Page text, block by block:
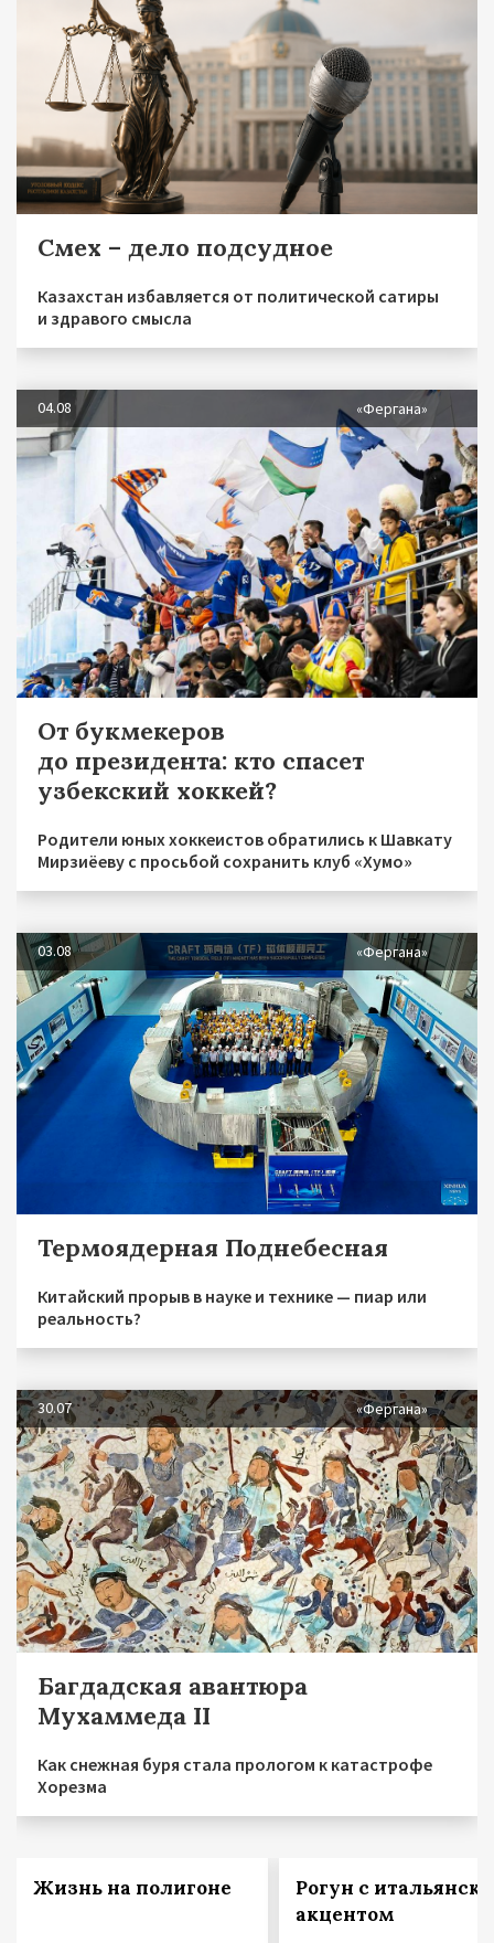
Смех – дело подсудное
Казахстан избавляется от политической сатиры
и здравого смысла
04.08 «Фергана»
От букмекеров
до президента: кто спасет
узбекский хоккей?
Родители юных хоккеистов обратились к Шавкату
Мирзиёеву с просьбой сохранить клуб «Хумо»
03.08 «Фергана»
Термоядерная Поднебесная
Китайский прорыв в науке и технике — пиар или
реальность?
30.07 «Фергана»
Багдадская авантюра
Мухаммеда II
Как снежная буря стала прологом к катастрофе
Хорезма
Жизнь на полигоне
Рогун с
акцентом